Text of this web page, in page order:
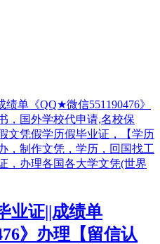
业证||成绩单
》办理【留信认